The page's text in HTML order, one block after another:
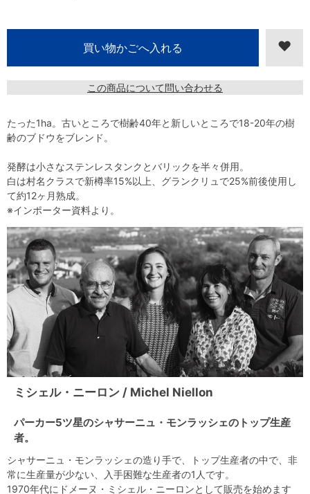
この商品について問い合わせる
たった1ha。古いところで樹齢40年と新しいところで18-20年の樹
齢のブドウをブレンド。
発酵は小さなステンレスタンクとバリックを半々併用。
白は村名クラスで新樽率15%以上、グランクリュで25%前後使用し
て約12ヶ月熟成。
※インポーター資料より。
ミシェル・ニーロン / Michel Niellon
パーカー5ツ星のシャサーニュ・モンラッシェのトップ生産
者。
シャサーニュ・モンラッシェの造り手で、トップ生産者の中で、非
常に生産量が少ない、入手困難な生産者の1人です。
1970年代にドメーヌ・ミシェル・ニーロンとして販売を始めます